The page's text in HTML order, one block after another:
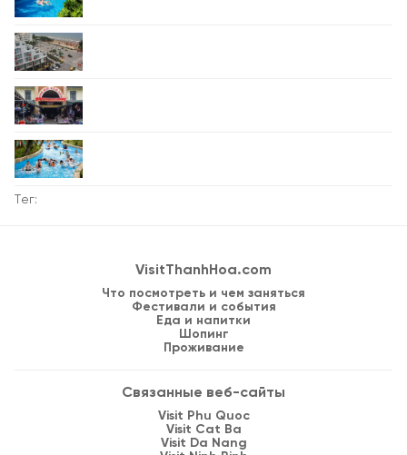
Тег:
VisitThanhHoa.com
Что посмотреть и чем заняться
Фестивали и события
Еда и напитки
Шопинг
Проживание
Связанные веб-сайты
Visit Phu Quoc
Visit Cat Ba
Visit Da Nang